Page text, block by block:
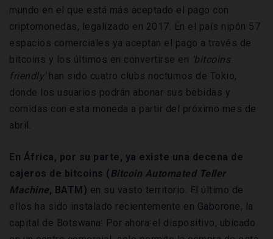
mundo en el que está más aceptado el pago con
criptomonedas, legalizado en 2017. En el país nipón 57
espacios comerciales ya aceptan el pago a través de
bitcoins y los últimos en convertirse en 'bitcoins
friendly'han sido cuatro clubs nocturnos de Tokio,
donde los usuarios podrán abonar sus bebidas y
comidas con esta moneda a partir del próximo mes de
abril.
En África, por su parte, ya existe una decena de
cajeros de bitcoins ( Bitcoin Automated Teller
Machine, BATM) en su vasto territorio. El último de
ellos ha sido instalado recientemente en Gaborone, la
capital de Botswana. Por ahora el dispositivo, ubicado